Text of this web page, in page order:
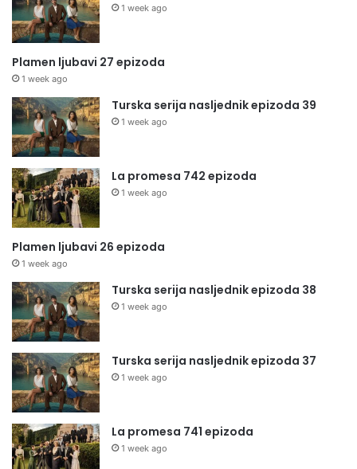
1 week ago
Plamen ljubavi 27 epizoda
1 week ago
Turska serija nasljednik epizoda 39
1 week ago
La promesa 742 epizoda
1 week ago
Plamen ljubavi 26 epizoda
1 week ago
Turska serija nasljednik epizoda 38
1 week ago
Turska serija nasljednik epizoda 37
1 week ago
La promesa 741 epizoda
1 week ago